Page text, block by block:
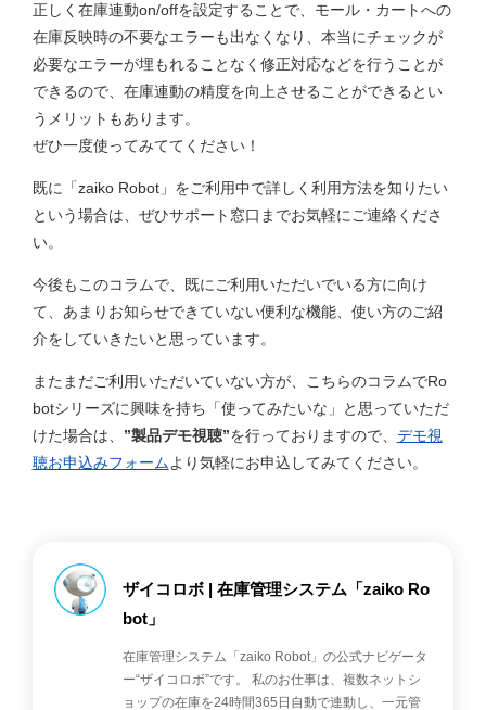
正しく在庫連動on/offを設定することで、モール・カートへの
在庫反映時の不要なエラーも出なくなり、本当にチェックが
必要なエラーが埋もれることなく修正対応などを行うことが
できるので、在庫連動の精度を向上させることができるとい
うメリットもあります。
ぜひ一度使ってみててください！
既に「zaiko Robot」をご利用中で詳しく利用方法を知りたい
という場合は、ぜひサポート窓口までお気軽にご連絡くださ
い。
今後もこのコラムで、既にご利用いただいでいる方に向け
て、あまりお知らせできていない便利な機能、使い方のご紹
介をしていきたいと思っています。
またまだご利用いただいていない方が、こちらのコラムでRo
botシリーズに興味を持ち「使ってみたいな」と思っていただ
けた場合は、 ”製品デモ視聴”を行っておりますので、 デモ視
聴お申込みフォームより気軽にお申込してみてください。
ザイコロボ | 在庫管理システム「zaiko Ro
bot」
在庫管理システム「zaiko Robot」の公式ナビゲータ
ー“ザイコロボ”です。 私のお仕事は、複数ネットシ
ョップの在庫を24時間365日自動で連動し、一元管